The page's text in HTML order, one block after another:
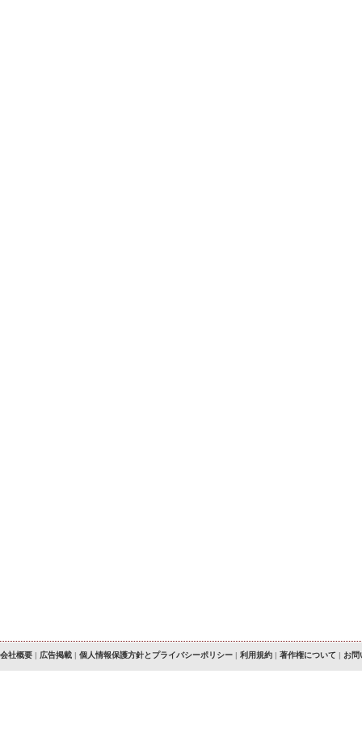
会社概要 | 広告掲載 | 個人情報保護方針とプライバシーポリシー | 利用規約 | 著作権について | お問